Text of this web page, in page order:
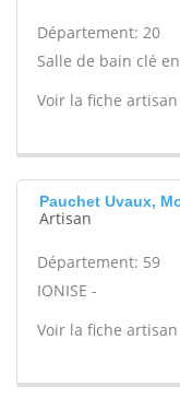
Département: 20
Salle de bain clé
Voir la fiche artisan
Pauchet Uvaux,
Artisan
Département: 59
IONISE -
Voir la fiche artisan